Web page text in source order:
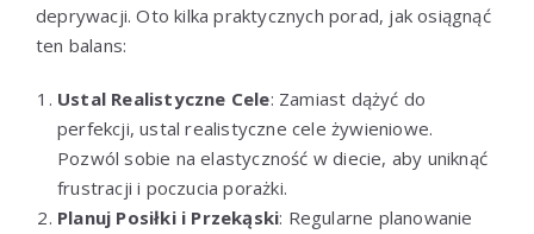
deprywacji. Oto kilka praktycznych porad, jak osiągnąć
ten balans:
Ustal Realistyczne Cele: Zamiast dążyć do
perfekcji, ustal realistyczne cele żywieniowe.
Pozwól sobie na elastyczność w diecie, aby uniknąć
frustracji i poczucia porażki.
Planuj Posiłki i Przekąski: Regularne planowanie